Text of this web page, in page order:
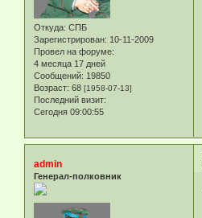
Откуда: СПБ
Зарегистрирован: 10-11-2009
Провел на форуме:
4 месяца 17 дней
Сообщений: 19850
Возраст: 68 [1958-07-13]
Последний визит:
Сегодня 09:00:55
admin
Генерал-полковник